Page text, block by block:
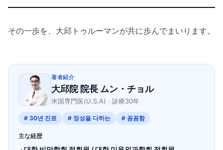
その一歩を、大邱トゥルーマンが共に歩んでまいります。
著者紹介
大邱院 院長 ムン・チョル
米国専門医(U.S.A) · 診療30年
# 30년 진료 # 정성을 다하는 # 꼼꼼함
主な経歴